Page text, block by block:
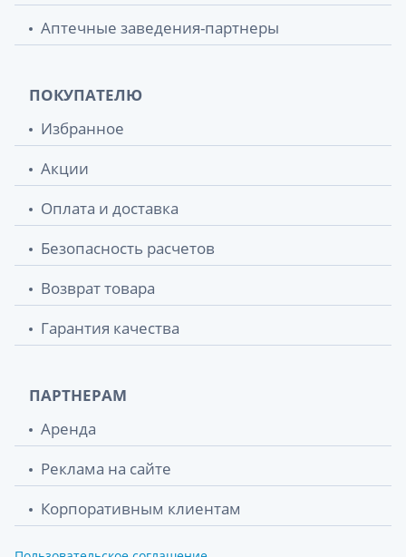
Аптечные заведения-партнеры
ПОКУПАТЕЛЮ
Избранное
Акции
Оплата и доставка
Безопасность расчетов
Возврат товара
Гарантия качества
ПАРТНЕРАМ
Аренда
Реклама на сайте
Корпоративным клиентам